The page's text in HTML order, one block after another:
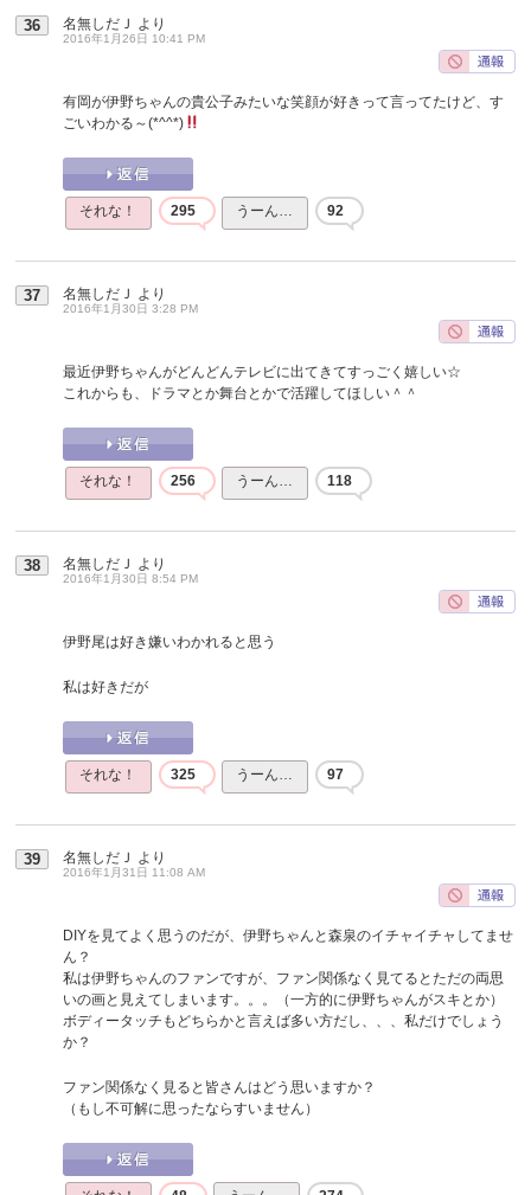
36 名無しだＪ より
2016年1月26日 10:41 PM
有岡が伊野ちゃんの貴公子みたいな笑顔が好きって言ってたけど、す
ごいわかる～(*^^*)
それな！ 295 うーん… 92
37 名無しだＪ より
2016年1月30日 3:28 PM
最近伊野ちゃんがどんどんテレビに出てきてすっごく嬉しい☆
これからも、ドラマとか舞台とかで活躍してほしい＾＾
それな！ 256 うーん… 118
38 名無しだＪ より
2016年1月30日 8:54 PM
伊野尾は好き嫌いわかれると思う
私は好きだが
それな！ 325 うーん… 97
39 名無しだＪ より
2016年1月31日 11:08 AM
DIYを見てよく思うのだが、伊野ちゃんと森泉のイチャイチャしてませ
ん？
私は伊野ちゃんのファンですが、ファン関係なく見てるとただの両思
いの画と見えてしまいます。。。（一方的に伊野ちゃんがスキとか）
ボディータッチもどちらかと言えば多い方だし、、、私だけでしょう
か？
ファン関係なく見ると皆さんはどう思いますか？
（もし不可解に思ったならすいません）